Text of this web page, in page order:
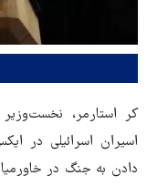
کر استارمر،
اسیران اسرائیلی در
دادن به جنگ در